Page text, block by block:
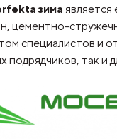
зима является
цементно-
специалистов и
подрядчиков, так и